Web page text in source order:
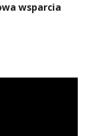
wsparcia